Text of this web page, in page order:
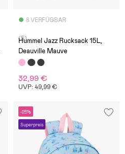
8 VERFÜGBAR
(5)
Hummel Jazz Rucksack 15L,
Deauville Mauve
32,99 €
UVP: 49,99 €
-25%
Superpreis